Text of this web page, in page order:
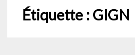
Étiquette :GIGN